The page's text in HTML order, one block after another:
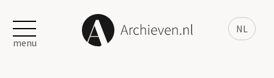
NL
menu